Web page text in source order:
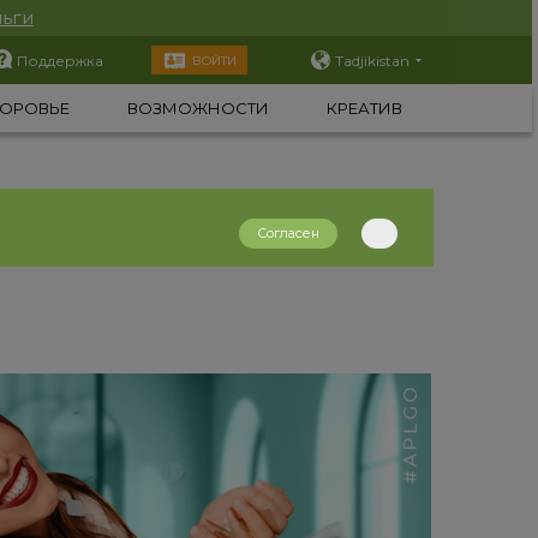
Поддержка ВОЙТИ Tadjikistan
ВОЗМОЖНОСТИ КРЕАТИВ
Согласен